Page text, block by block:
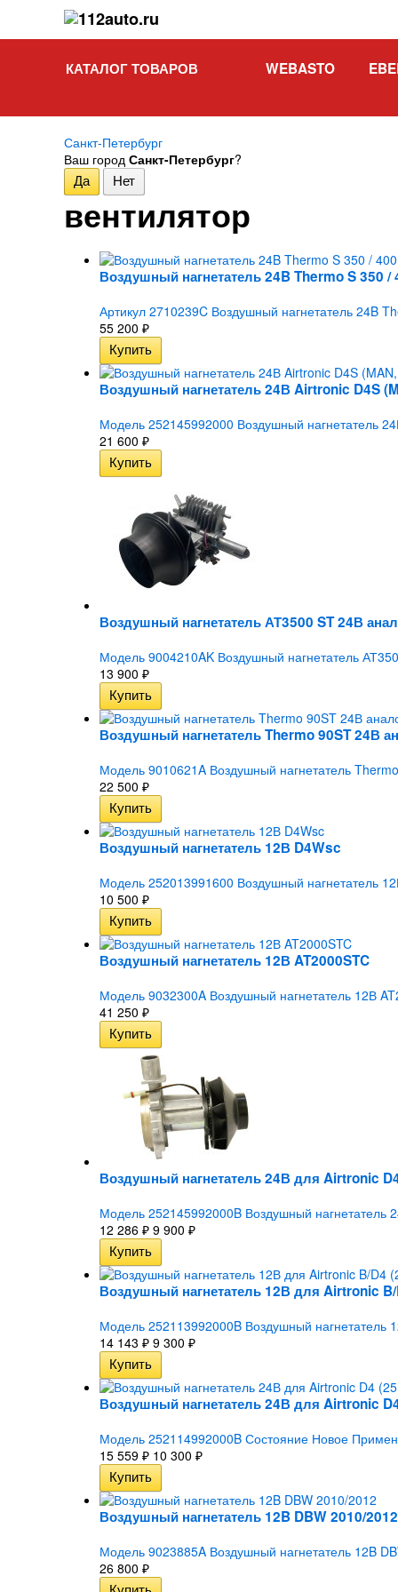
КАТАЛОГ ТОВАРОВ WEBASTO
Санкт-Петербург
Ваш город Санкт-Петербург?
вентилятор
Воздушный нагнетатель 24B Thermo S 350 /
Артикул 2710239C Воздушный нагнетатель 24B
55 200 ₽
Воздушный нагнетатель 24В Airtronic D4S
Модель 252145992000 Воздушный нагнетатель
21 600 ₽
Воздушный нагнетатель АТ3500 ST 24В
Модель 9004210AK Воздушный нагнетатель
13 900 ₽
Воздушный нагнетатель Thermo 90ST 24В
Модель 9010621A Воздушный нагнетатель
22 500 ₽
Воздушный нагнетатель 12В D4Wsc
Модель 252013991600 Воздушный нагнетатель
10 500 ₽
Воздушный нагнетатель 12В AT2000STC
Модель 9032300A Воздушный нагнетатель 12В
41 250 ₽
Воздушный нагнетатель 24В для Airtronic
Модель 252145992000B Воздушный нагнетатель
12 286 ₽ 9 900 ₽
Воздушный нагнетатель 12В для Airtronic
Модель 252113992000B Воздушный
14 143 ₽ 9 300 ₽
Воздушный нагнетатель 24В для Airtronic
Модель 252114992000B Состояние Новое
15 559 ₽ 10 300 ₽
Воздушный нагнетатель 12B DBW 2010/2012
Модель 9023885A Воздушный нагнетатель 12B
26 800 ₽